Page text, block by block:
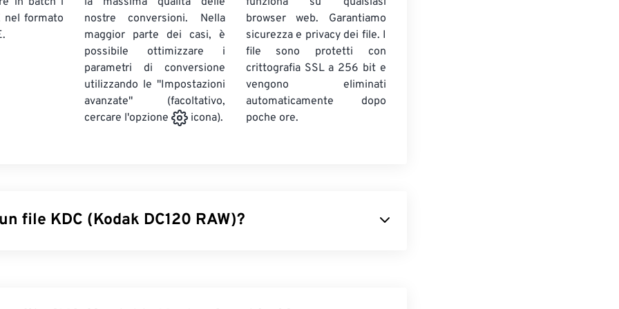
nel formato
nostre conversioni. Nella
maggior parte dei casi, è
possibile ottimizzare i
parametri di conversione
utilizzando le "Impostazioni
avanzate" (facoltativo,
cercare l'opzione
icona).
browser web. Garantiamo
sicurezza e privacy dei file. I
file sono protetti con
crittografia SSL a 256 bit e
vengono eliminati
automaticamente dopo
poche ore.
file KDC (Kodak DC120 RAW)?